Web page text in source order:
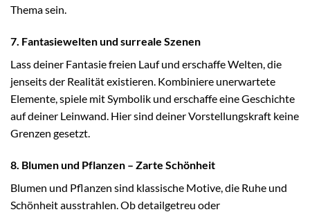
Thema sein.
7. Fantasiewelten und surreale Szenen
Lass deiner Fantasie freien Lauf und erschaffe Welten, die
jenseits der Realität existieren. Kombiniere unerwartete
Elemente, spiele mit Symbolik und erschaffe eine Geschichte
auf deiner Leinwand. Hier sind deiner Vorstellungskraft keine
Grenzen gesetzt.
8. Blumen und Pflanzen – Zarte Schönheit
Blumen und Pflanzen sind klassische Motive, die Ruhe und
Schönheit ausstrahlen. Ob detailgetreu oder